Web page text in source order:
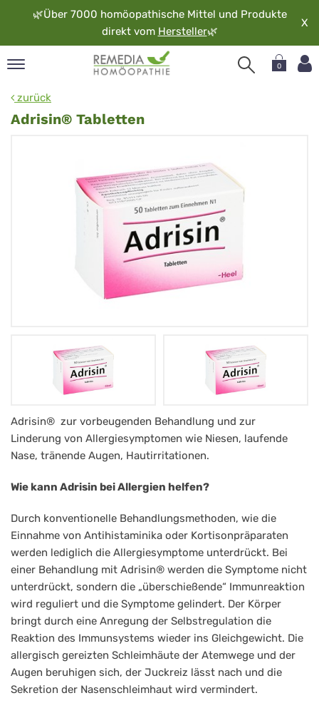
🌿Über 7000 homöopathische Mittel und Produkte
direkt vom Hersteller🌿
X
0
zurück
Adrisin® Tabletten
Adrisin®
Tabletten
Adrisin® zur vorbeugenden Behandlung und zur
Linderung von Allergiesymptomen wie Niesen, laufende
Nase, tränende Augen, Hautirritationen.
Wie kann Adrisin bei Allergien helfen?
Durch konventionelle Behandlungsmethoden, wie die
Einnahme von Antihistaminika oder Kortisonpräparaten
werden lediglich die Allergiesymptome unterdrückt. Bei
einer Behandlung mit Adrisin® werden die Symptome nicht
unterdrückt, sondern die „überschießende“ Immunreaktion
wird reguliert und die Symptome gelindert. Der Körper
bringt durch eine Anregung der Selbstregulation die
Reaktion des Immunsystems wieder ins Gleichgewicht. Die
allergisch gereizten Schleimhäute der Atemwege und der
Augen beruhigen sich, der Juckreiz lässt nach und die
Sekretion der Nasenschleimhaut wird vermindert.